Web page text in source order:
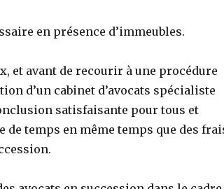
en présence d’immeubles.
et avant de recourir à une procédure
d’un cabinet d’avocats spécialiste
satisfaisante pour tous et
de temps en même temps que des